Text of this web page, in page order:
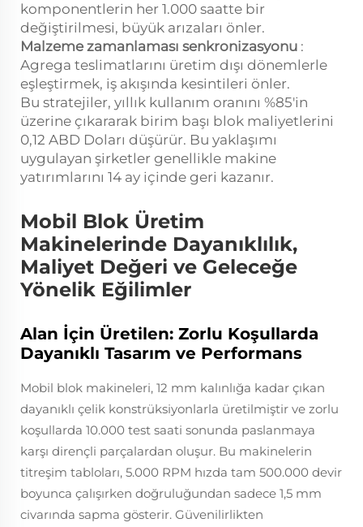
komponentlerin her 1.000 saatte bir
değiştirilmesi, büyük arızaları önler.
Malzeme zamanlaması senkronizasyonu :
Agrega teslimatlarını üretim dışı dönemlerle
eşleştirmek, iş akışında kesintileri önler.
Bu stratejiler, yıllık kullanım oranını %85'in
üzerine çıkararak birim başı blok maliyetlerini
0,12 ABD Doları düşürür. Bu yaklaşımı
uygulayan şirketler genellikle makine
yatırımlarını 14 ay içinde geri kazanır.
Mobil Blok Üretim
Makinelerinde Dayanıklılık,
Maliyet Değeri ve Geleceğe
Yönelik Eğilimler
Alan İçin Üretilen: Zorlu Koşullarda
Dayanıklı Tasarım ve Performans
Mobil blok makineleri, 12 mm kalınlığa kadar çıkan
dayanıklı çelik konstrüksiyonlarla üretilmiştir ve zorlu
koşullarda 10.000 test saati sonunda paslanmaya
karşı dirençli parçalardan oluşur. Bu makinelerin
titreşim tabloları, 5.000 RPM hızda tam 500.000 devir
boyunca çalışırken doğruluğundan sadece 1,5 mm
civarında sapma gösterir. Güvenilirlikten